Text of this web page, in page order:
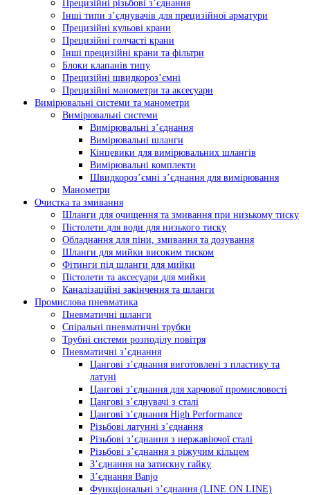
Прецизійні різьбові з’єднання
Інші типи з’єднувачів для прецизійної арматури
Прецизійні кульові крани
Прецизійні голчасті крани
Інші прецизійні крани та фільтри
Блоки клапанів типу
Прецизійні швидкороз’ємні
Прецизійні манометри та аксесуари
Вимірювальні системи та манометри
Вимірювальні системи
Вимірювальні з’єднання
Вимірювальні шланги
Кінцевики для вимірювальних шлангів
Вимірювальні комплекти
Швидкороз’ємні з’єднання для вимірювання
Манометри
Очистка та змивання
Шланги для очищення та змивання при низькому тиску
Пістолети для води для низького тиску
Обладнання для піни, змивання та дозування
Шланги для мийки високим тиском
Фітинги під шланги для мийки
Пістолети та аксесуари для мийки
Каналізаційні закінчення та шланги
Промислова пневматика
Пневматичні шланги
Спіральні пневматичні трубки
Трубні системи розподілу повітря
Пневматичні з’єднання
Цангові з’єднання виготовлені з пластику та
латуні
Цангові з’єднання для харчової промисловості
Цангові з’єднувачі з сталі
Цангові з’єднання High Performance
Різьбові латунні з’єднання
Різьбові з’єднання з нержавіючої сталі
Різьбові з’єднання з ріжучим кільцем
З’єднання на затискну гайку
З’єднання Banjo
Функціональні з’єднання (LINE ON LINE)